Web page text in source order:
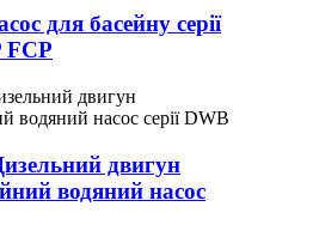
для басейну серії
FCP
двигун
водяний насос